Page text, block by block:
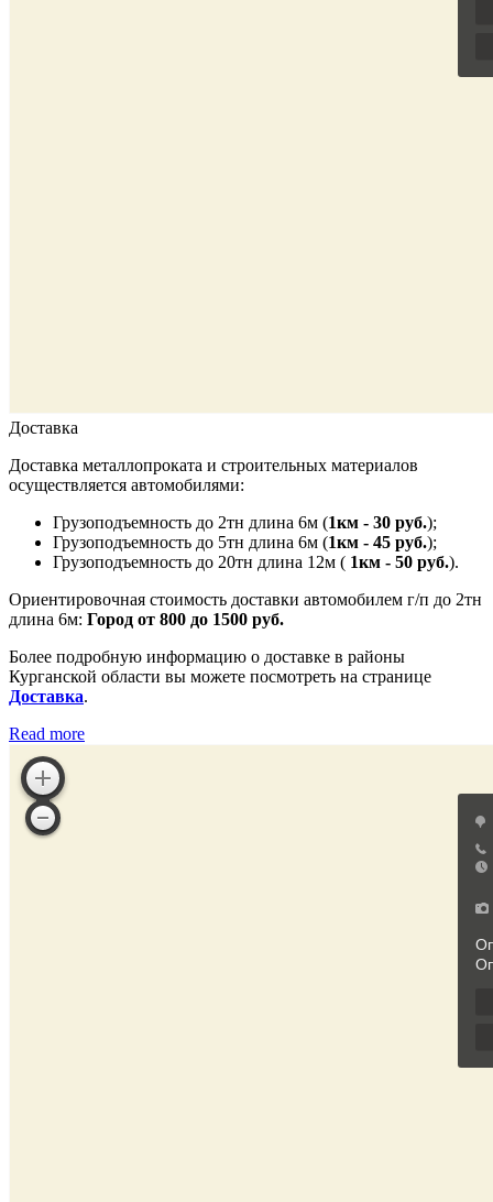
Доставка
Доставка металлопроката и строительных материалов
осуществляется автомобилями:
Грузоподъемность до 2тн длина 6м (1км - 30 руб.);
Грузоподъемность до 5тн длина 6м (1км - 45 руб.);
Грузоподъемность до 20тн длина 12м ( 1км - 50 руб.).
Ориентировочная стоимость доставки автомобилем г/п до 2тн
длина 6м: Город от 800 до 1500 руб.
Более подробную информацию о доставке в районы
Курганской области вы можете посмотреть на странице
Доставка.
Read more